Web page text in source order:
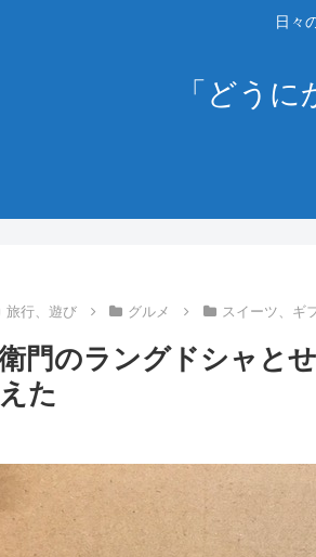
日々
「どう
旅行、遊び グルメ スイーツ、ギ
門のラングドシャと
た